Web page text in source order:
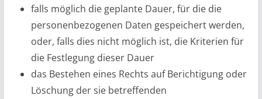
falls möglich die geplante Dauer, für die die
personenbezogenen Daten gespeichert werden,
oder, falls dies nicht möglich ist, die Kriterien für
die Festlegung dieser Dauer
das Bestehen eines Rechts auf Berichtigung oder
Löschung der sie betreffenden